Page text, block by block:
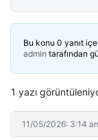
Bu konu 0 yanıt
admin tarafından
1 yazı
11/05/2026: 3:14